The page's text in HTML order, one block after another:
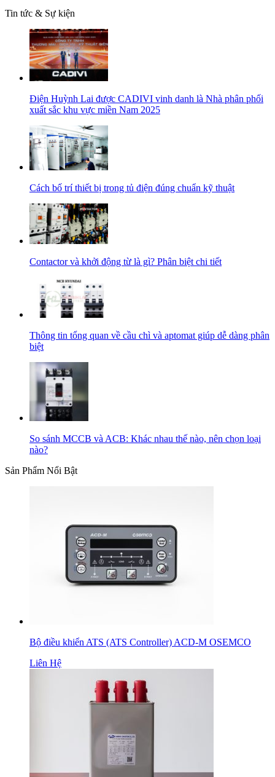
Tin tức & Sự kiện
Điện Huỳnh Lai được CADIVI vinh danh là Nhà phân phối
xuất sắc khu vực miền Nam 2025
Cách bố trí thiết bị trong tủ điện đúng chuẩn kỹ thuật
Contactor và khởi động từ là gì? Phân biệt chi tiết
Thông tin tổng quan về cầu chì và aptomat giúp dễ dàng phân
biệt
So sánh MCCB và ACB: Khác nhau thế nào, nên chọn loại
nào?
Sản Phẩm Nổi Bật
Bộ điều khiển ATS (ATS Controller) ACD-M OSEMCO
Liên Hệ